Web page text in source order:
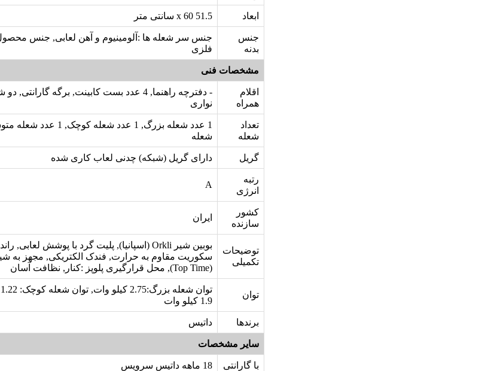
ابعاد 51.5 x 60 سانتی متر
جنس
بدنه
جنس سر شعله ها :آلومینیوم و آهن لعابی, جنس
فلزی
مشخصات فنی
اقلام
همراه
- دفترچه راهنما, 4 عدد بست کابینت, برگه
نواری
تعداد
شعله
شعله
گریل دارای گریل (شبکه) چدنی لعاب کاری شده
رتبه
انرژی
A
کشور
سازنده
ایران
توضیحات
تکمیلی
سکوریت مقاوم به حرارت, فندک الکتریکی, مجهز به
(Top Time), محل قرارگیری پلوپز :کنار, نظافت آسان
توان
1.9 کیلو وات
برندها داتیس
سایر مشخصات
با گارانتی 18 ماهه داتیس سرویس